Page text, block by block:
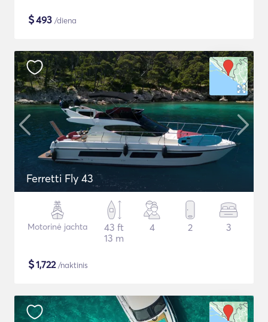
$493 /diena
Ferretti Fly 43
Motorinė jachta
43 ft
13 m
4 2 3
$1,722/naktinis